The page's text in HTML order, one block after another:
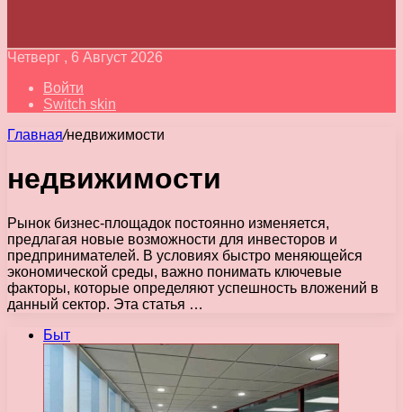
Четверг , 6 Август 2026
Войти
Switch skin
Главная/недвижимости
недвижимости
Рынок бизнес-площадок постоянно изменяется,
предлагая новые возможности для инвесторов и
предпринимателей. В условиях быстро меняющейся
экономической среды, важно понимать ключевые
факторы, которые определяют успешность вложений в
данный сектор. Эта статья …
Быт